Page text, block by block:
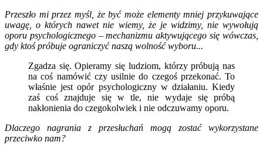
Przeszło mi przez myśl, że być może elementy mniej przykuwające
uwagę, o których nawet nie wiemy, że je widzimy, nie wywołują
oporu psychologicznego – mechanizmu aktywującego się wówczas,
gdy ktoś próbuje ograniczyć naszą wolność wyboru...
Zgadza się. Opieramy się ludziom, którzy próbują nas
na coś namówić czy usilnie do czegoś przekonać. To
właśnie jest opór psychologiczny w działaniu. Kiedy
zaś coś znajduje się w tle, nie wydaje się próbą
nakłonienia do czegokolwiek i nie odczuwamy oporu.
Dlaczego nagrania z przesłuchań mogą zostać wykorzystane
przeciwko nam?